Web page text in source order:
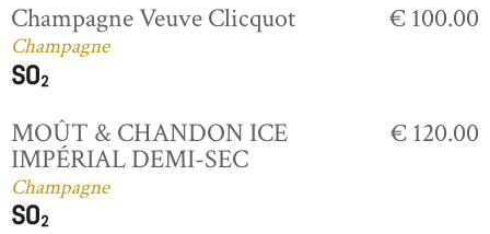
Champagne Veuve Clicquot
Champagne
€ 100.00
MOÛT & CHANDON ICE
IMPÉRIAL DEMI-SEC
Champagne
€ 120.00